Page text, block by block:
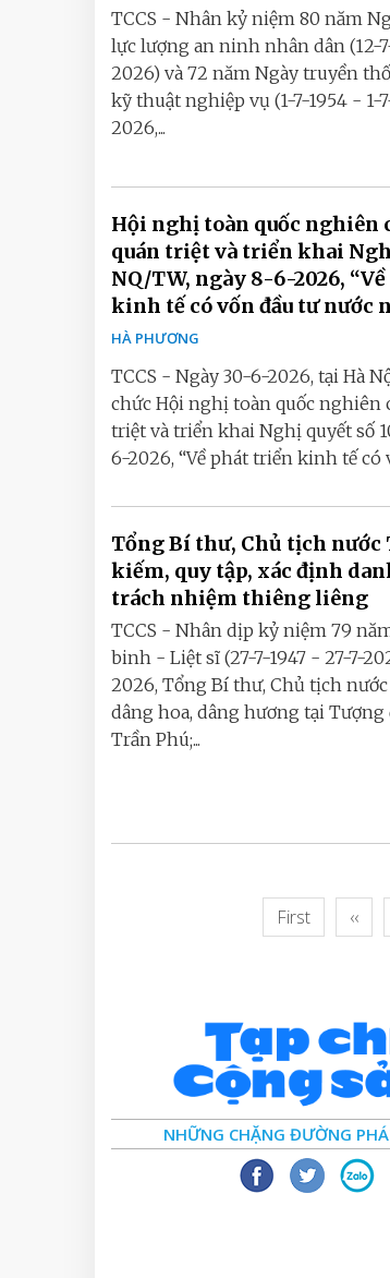
TCCS - Nhân kỷ niệm 80 năm
lực lượng an ninh nhân dân (12-
2026) và 72 năm Ngày truyền
kỹ thuật nghiệp vụ (1-7-1954 - 1-
2026,...
Hội nghị toàn quốc nghiên
quán triệt và triển khai
NQ/TW, ngày 8-6-2026,
kinh tế có vốn đầu tư nước
HÀ PHƯƠNG
TCCS - Ngày 30-6-2026, tại Hà
chức Hội nghị toàn quốc nghiên
triệt và triển khai Nghị quyết số
6-2026, “Về phát triển kinh tế có
Tổng Bí thư, Chủ tịch nước
kiếm, quy tập, xác định
trách nhiệm thiêng liêng
TCCS - Nhân dịp kỷ niệm 79
binh - Liệt sĩ (27-7-1947 - 27-7-
2026, Tổng Bí thư, Chủ tịch nước
dâng hoa, dâng hương tại
Trần Phú;...
First ‹‹
NHỮNG CHẶNG ĐƯỜNG